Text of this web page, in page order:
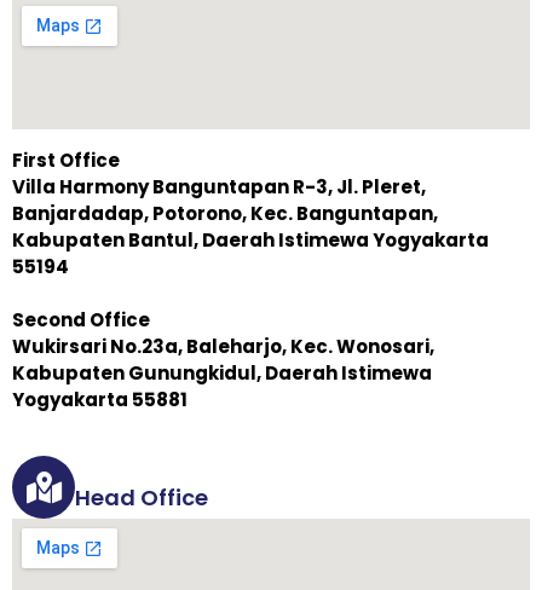
First Office
Villa Harmony Banguntapan R-3, Jl. Pleret,
Banjardadap, Potorono, Kec. Banguntapan,
Kabupaten Bantul, Daerah Istimewa Yogyakarta
55194
Second Office
Wukirsari No.23a, Baleharjo, Kec. Wonosari,
Kabupaten Gunungkidul, Daerah Istimewa
Yogyakarta 55881
Head Office